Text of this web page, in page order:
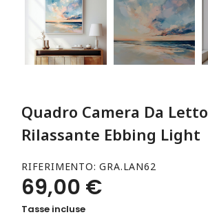
Quadro Camera Da Letto
Rilassante Ebbing Light
RIFERIMENTO GRA.LAN62
69,00 €
Tasse incluse